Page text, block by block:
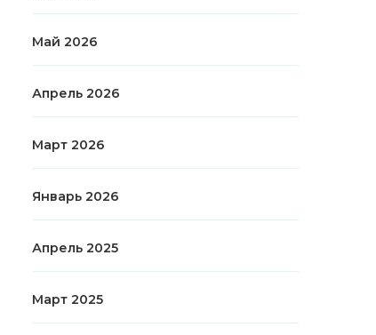
Май 2026
Апрель 2026
Март 2026
Январь 2026
Апрель 2025
Март 2025